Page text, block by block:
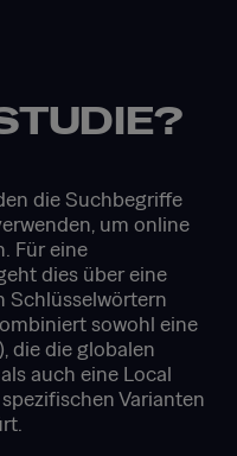
die Suchbegriffe
um online
Für eine
dies über eine
Schlüsselwörtern
sowohl eine
die die globalen
auch eine Local
Varianten